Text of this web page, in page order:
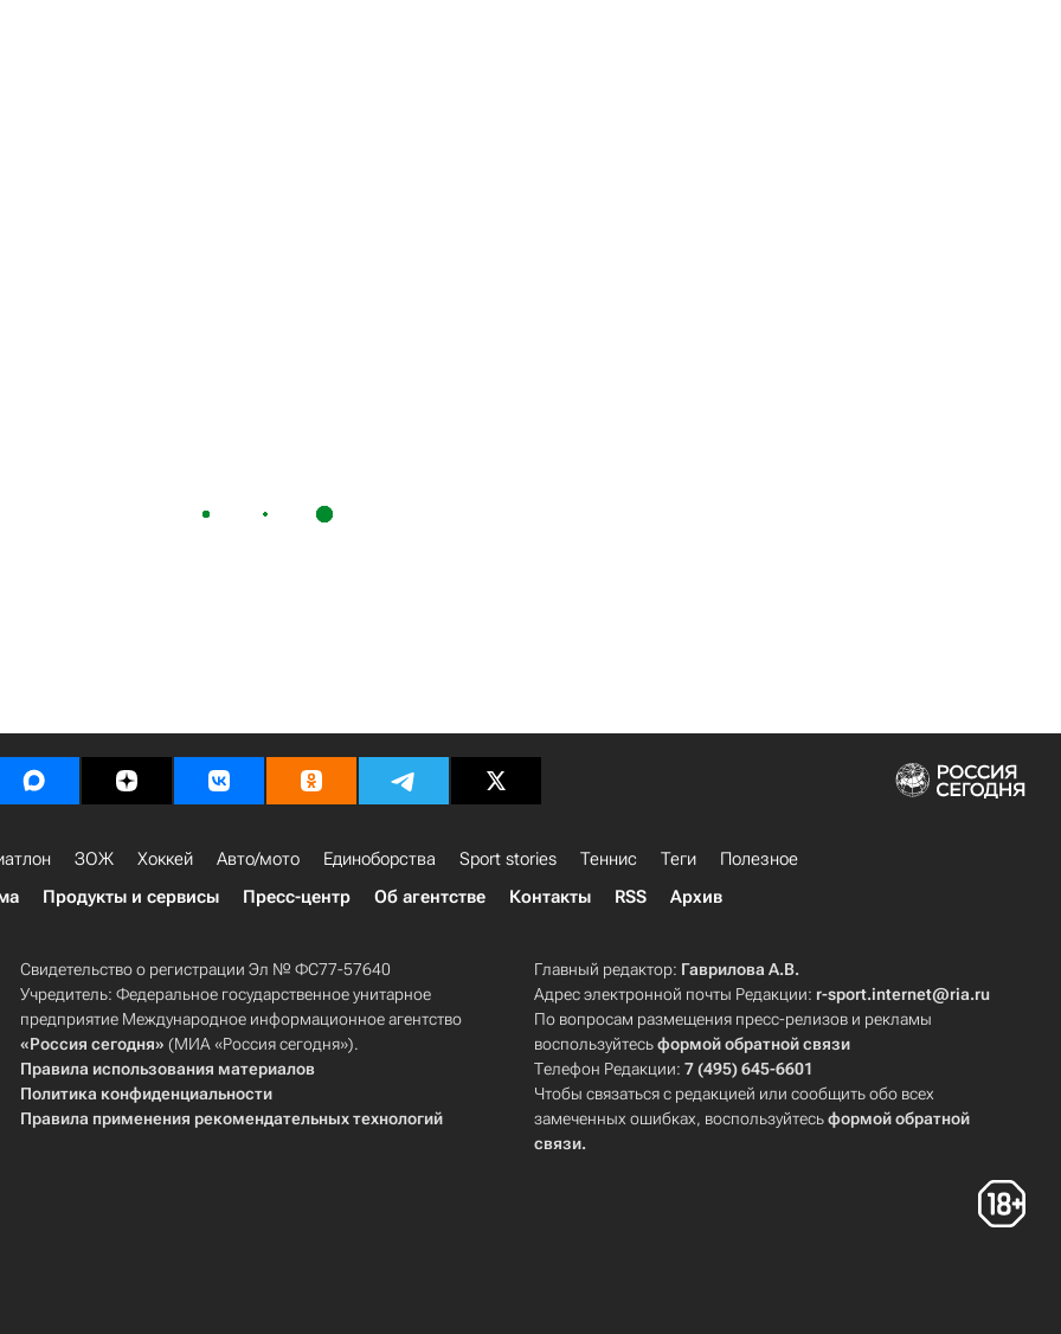
ЗОЖ Хоккей Авто/мото Единоборства Sport stories Теннис Теги
Полезное
Продукты и сервисы Пресс-центр Об агентстве Контакты RSS Архив
Свидетельство о регистрации Эл № ФС77-57640
Учредитель: Федеральное государственное унитарное
предприятие Международное информационное агентство
«Россия сегодня» (МИА «Россия сегодня»).
Правила использования материалов
Политика конфиденциальности
Правила применения рекомендательных технологий
Главный редактор: Гаврилова А.В.
Адрес электронной почты Редакции: r-sport.internet@ria.ru
По вопросам размещения пресс-релизов и рекламы
воспользуйтесьформой обратной связи
Телефон Редакции:7 (495) 645-6601
Чтобы связаться с редакцией или сообщить обо всех
замеченных ошибках, воспользуйтесьформой обратной
связи.